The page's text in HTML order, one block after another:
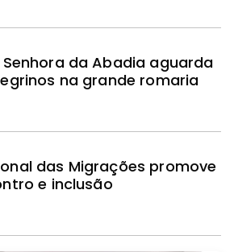
da Abadia aguarda
na grande romaria
das Migrações promove
e inclusão